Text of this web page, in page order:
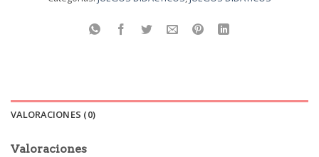
VALORACIONES (0)
Valoraciones